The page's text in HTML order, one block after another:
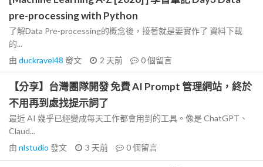
pre-processing with Python
了解Data Pre-processing的概念後，接著就是要實作了 資料下載
的...
由 duckravel48 發文 2 天前 0個留言
【分享】台灣團隊開發 免費 AI Prompt 管理網站，終於
不用再到處找提示詞了
最近 AI 幾乎已經變成每天工作都會用到的工具。像是 ChatGPT、
Claud...
由 nlstudio 發文 3 天前 0個留言